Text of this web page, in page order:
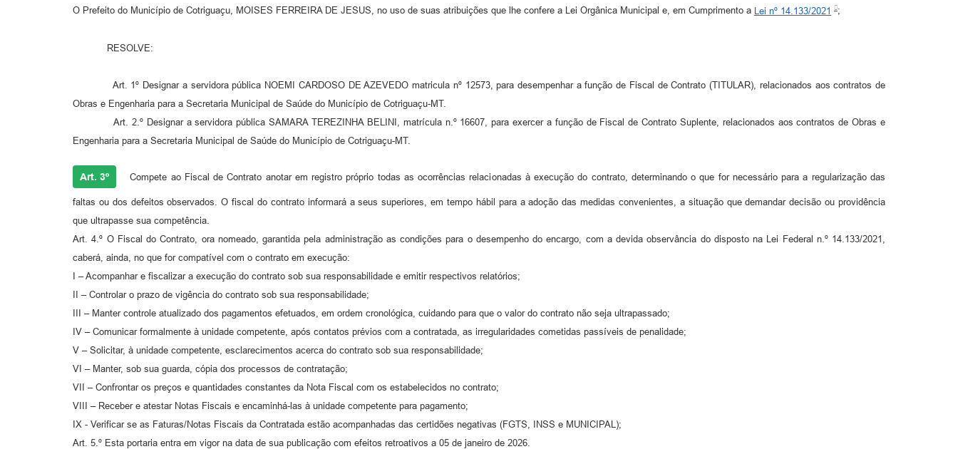
O Prefeito do Município de Cotriguaçu, MOISES FERREIRA DE JESUS, no uso de suas atribuições que lhe confere a Lei Orgânica Municipal e, em Cumprimento a Lei nº 14.133/2021 ;
RESOLVE:
Art. 1º Designar a servidora pública NOEMI CARDOSO DE AZEVEDO matricula nº 12573, para desempenhar a função de Fiscal de Contrato (TITULAR), relacionados aos contratos de
Obras e Engenharia para a Secretaria Municipal de Saúde do Município de Cotriguaçu-MT.
Art. 2.º Designar a servidora pública SAMARA TEREZINHA BELINI, matrícula n.º 16607, para exercer a função de Fiscal de Contrato Suplente, relacionados aos contratos de Obras e
Engenharia para a Secretaria Municipal de Saúde do Município de Cotriguaçu-MT.
Art. 3º Compete ao Fiscal de Contrato anotar em registro próprio todas as ocorrências relacionadas à execução do contrato, determinando o que for necessário para a regularização das
faltas ou dos defeitos observados. O fiscal do contrato informará a seus superiores, em tempo hábil para a adoção das medidas convenientes, a situação que demandar decisão ou providência
que ultrapasse sua competência.
Art. 4.º O Fiscal do Contrato, ora nomeado, garantida pela administração as condições para o desempenho do encargo, com a devida observância do disposto na Lei Federal n.º 14.133/2021,
caberá, ainda, no que for compatível com o contrato em execução:
I – Acompanhar e fiscalizar a execução do contrato sob sua responsabilidade e emitir respectivos relatórios;
II – Controlar o prazo de vigência do contrato sob sua responsabilidade;
III – Manter controle atualizado dos pagamentos efetuados, em ordem cronológica, cuidando para que o valor do contrato não seja ultrapassado;
IV – Comunicar formalmente à unidade competente, após contatos prévios com a contratada, as irregularidades cometidas passíveis de penalidade;
V – Solicitar, à unidade competente, esclarecimentos acerca do contrato sob sua responsabilidade;
VI – Manter, sob sua guarda, cópia dos processos de contratação;
VII – Confrontar os preços e quantidades constantes da Nota Fiscal com os estabelecidos no contrato;
VIII – Receber e atestar Notas Fiscais e encaminhá-las à unidade competente para pagamento;
IX - Verificar se as Faturas/Notas Fiscais da Contratada estão acompanhadas das certidões negativas (FGTS, INSS e MUNICIPAL);
Art. 5.º Esta portaria entra em vigor na data de sua publicação com efeitos retroativos a 05 de janeiro de 2026.